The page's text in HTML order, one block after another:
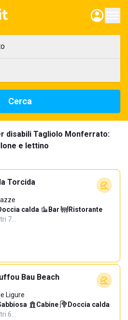
Cerca
disabili Tagliolo Monferrato:
e lettino
Torcida
calda· Bar· Ristorante·
7…
Bau Beach
Ligure
· Cabine· Doccia calda·
6…